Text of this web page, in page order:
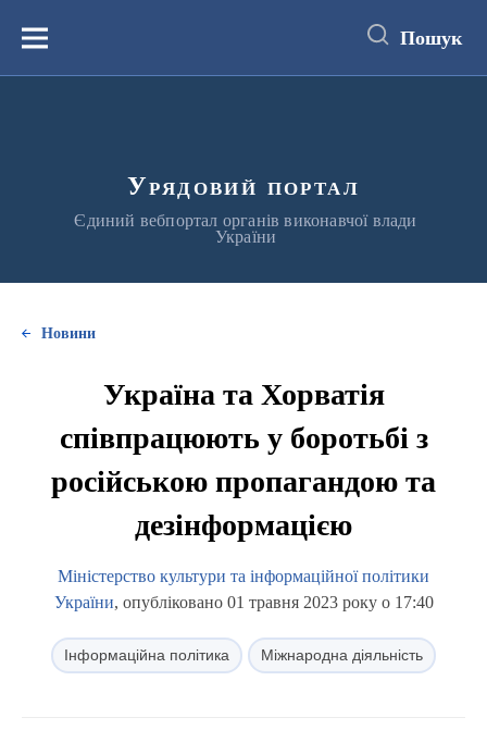
вмістуМеню Пошук
Урядовий портал
Єдиний вебпортал органів виконавчої влади
України
Новини
Україна та Хорватія
співпрацюють у боротьбі з
російською пропагандою та
дезінформацією
Міністерство культури та інформаційної політики
України, опубліковано 01 травня 2023 року о 17:40
Інформаційна політика Міжнародна діяльність